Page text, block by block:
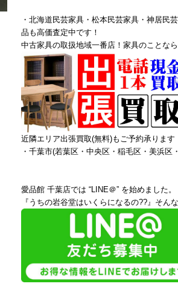
・北海道民芸家具・松本民芸家具・神居民
品も高価査定中です！
中古家具の取扱地域一番店！家具のことな
近隣エリア出張買取(無料)もご予約承ります
・千葉市(若葉区・中央区・稲毛区・美浜区
愛品館 千葉店では “LINE＠” を始めました。
『うちの岩谷堂はいくらになるの??』そん